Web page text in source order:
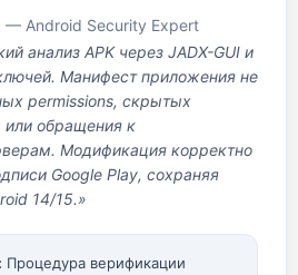
— Android Security Expert
анализ APK через JADX-GUI и
Манифест приложения не
permissions, скрытых
или обращения к
Модификация корректно
Google Play, сохраняя
14/15.»
Процедура верификации